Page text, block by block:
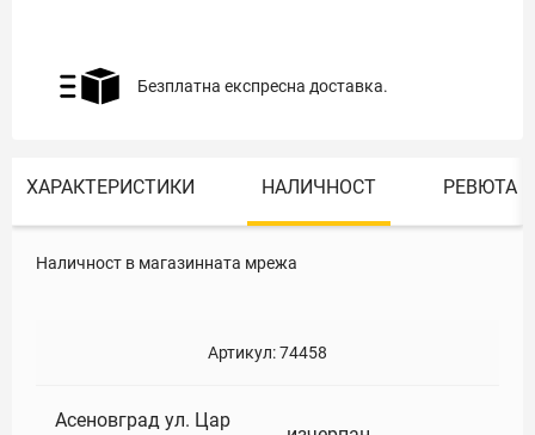
Безплатна експресна доставка.
ХАРАКТЕРИСТИКИ НАЛИЧНОСТ РЕВЮТА
Наличност в магазинната мрежа
Артикул:74458
Асеновград ул. Цар